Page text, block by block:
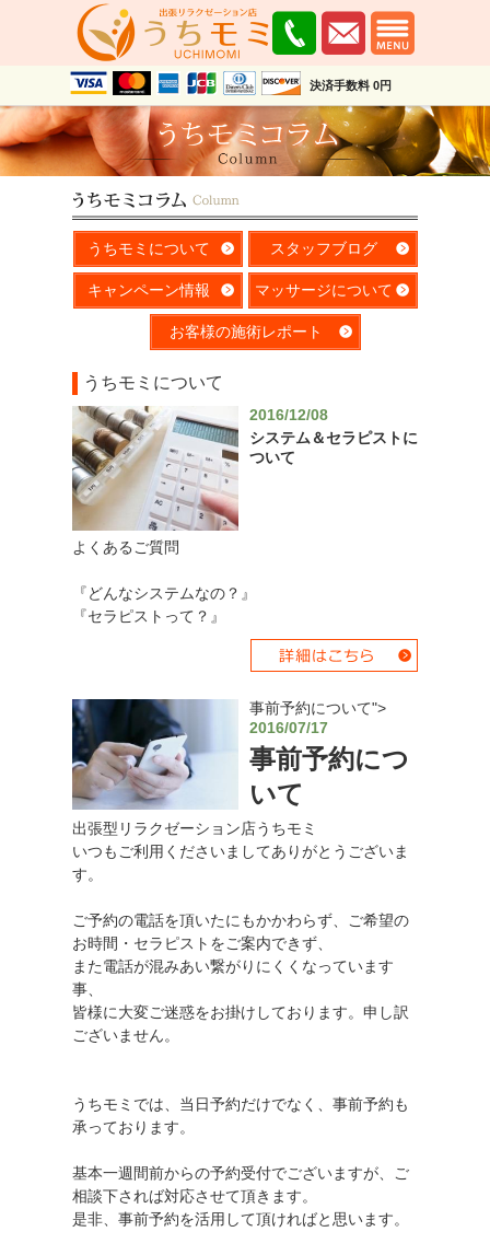
決済手数料 0円
うちモミについて スタッフブログ
キャンペーン情報 マッサージについて
お客様の施術レポート
うちモミについて
2016/12/08
システム＆セラピストに
ついて
よくあるご質問
『どんなシステムなの？』
『セラピストって？』
事前予約について">
2016/07/17
事前予約につ
いて
出張型リラクゼーション店うちモミ
いつもご利用くださいましてありがとうございま
す。
ご予約の電話を頂いたにもかかわらず、ご希望の
お時間・セラピストをご案内できず、
また電話が混みあい繋がりにくくなっています
事、
皆様に大変ご迷惑をお掛けしております。申し訳
ございません。
うちモミでは、当日予約だけでなく、事前予約も
承っております。
基本一週間前からの予約受付でございますが、ご
相談下されば対応させて頂きます。
是非、事前予約を活用して頂ければと思います。